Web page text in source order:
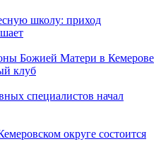
школу: приход
Божией Матери в Кемерове
клуб
специалистов начал
округе состоится